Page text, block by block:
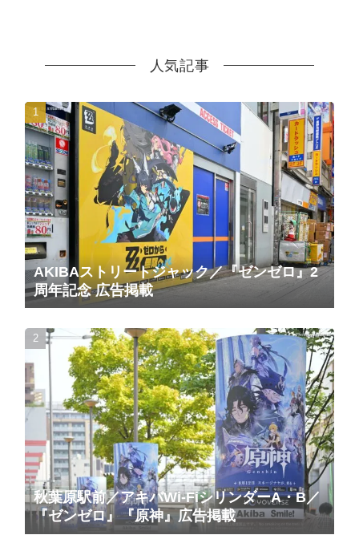
人気記事
AKIBAストリートジャック／『ゼンゼロ』2
周年記念 広告掲載
秋葉原駅前／アキバWi-FiシリンダーA・B／
『ゼンゼロ』『原神』広告掲載